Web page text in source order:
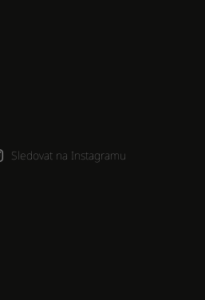
Sledovat na Instagramu